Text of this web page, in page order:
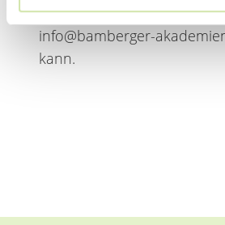
Kontaktformulars oder per
info@bamberger-
kann.